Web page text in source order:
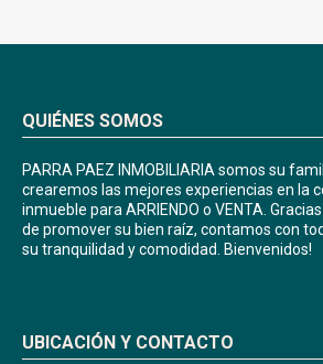
QUIÉNES SOMOS
PARRA PAEZ INMOBILIARIA somos su
crearemos las mejores experiencias en la
inmueble para ARRIENDO o VENTA.
de promover su bien raíz, contamos con
su tranquilidad y comodidad. Bienvenidos!
UBICACIÓN Y CONTACTO